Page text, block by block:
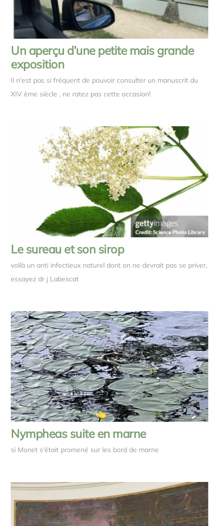
Un aperçu d’une petite mais grande
exposition
Il n'est pas si fréquent de pouvoir consulter un manuscrit du
XIV ème siècle , ne ratez pas cette occasion!
Le sureau et son sirop
voilà un anti infectieux naturel dont on ne devrait pas se priver,
essayez dr j Labescat
Nympheas suite en marne
si Monet s'était promené sur les bord de marne